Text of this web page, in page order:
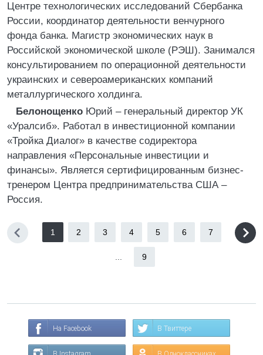
Центре технологических исследований Сбербанка
России, координатор деятельности венчурного
фонда банка. Магистр экономических наук в
Российской экономической школе (РЭШ). Занимался
консультированием по операционной деятельности
украинских и североамериканских компаний
металлургического холдинга.
Белонощенко Юрий – генеральный директор УК
«Уралсиб». Работал в инвестиционной компании
«Тройка Диалог» в качестве содиректора
направления «Персональные инвестиции и
финансы». Является сертифицированным бизнес-
тренером Центра предпринимательства США –
Россия.
1 2 3 4 5 6 7
9
На Facebook В Твиттере